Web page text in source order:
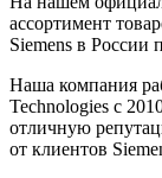
ассортимент
Siemens в России
Наша компания
Technologies с
отличную
от клиентов